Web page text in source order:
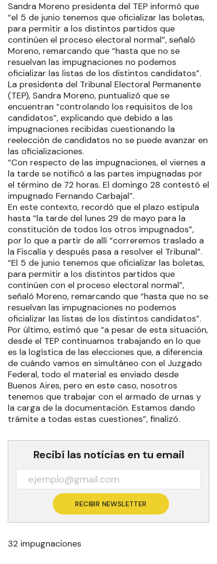
Sandra Moreno presidenta del TEP informó que
“el 5 de junio tenemos que oficializar las boletas,
para permitir a los distintos partidos que
continúen el proceso electoral normal”, señaló
Moreno, remarcando que “hasta que no se
resuelvan las impugnaciones no podemos
oficializar las listas de los distintos candidatos”.
La presidenta del Tribunal Electoral Permanente
(TEP), Sandra Moreno, puntualizó que se
encuentran “controlando los requisitos de los
candidatos”, explicando que debido a las
impugnaciones recibidas cuestionando la
reelección de candidatos no se puede avanzar en
las oficializaciones.
“Con respecto de las impugnaciones, el viernes a
la tarde se notificó a las partes impugnadas por
el término de 72 horas. El domingo 28 contestó el
impugnado Fernando Carbajal”.
En este contexto, recordó que el plazo estipula
hasta “la tarde del lunes 29 de mayo para la
constitución de todos los otros impugnados”,
por lo que a partir de allí “correremos traslado a
la Fiscalía y después pasa a resolver el Tribunal”.
“El 5 de junio tenemos que oficializar las boletas,
para permitir a los distintos partidos que
continúen con el proceso electoral normal”,
señaló Moreno, remarcando que “hasta que no se
resuelvan las impugnaciones no podemos
oficializar las listas de los distintos candidatos”.
Por último, estimó que “a pesar de esta situación,
desde el TEP continuamos trabajando en lo que
es la logística de las elecciones que, a diferencia
de cuándo vamos en simultáneo con el Juzgado
Federal, todo el material es enviado desde
Buenos Aires, pero en este caso, nosotros
tenemos que trabajar con el armado de urnas y
la carga de la documentación. Estamos dando
trámite a todas estas cuestiones”, finalizó.
Recibí las noticias en tu email
RECIBIR NEWSLETTER
32 impugnaciones